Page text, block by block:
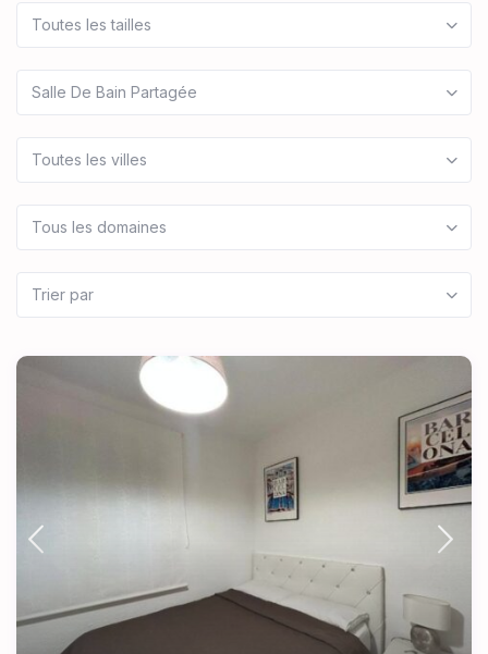
Toutes les tailles
Salle De Bain Partagée
Toutes les villes
Tous les domaines
Trier par